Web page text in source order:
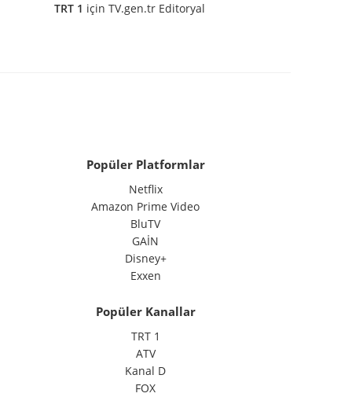
TRT 1 için TV.gen.tr Editoryal
Popüler Platformlar
Netflix
Amazon Prime Video
BluTV
GAİN
Disney+
Exxen
Popüler Kanallar
TRT 1
ATV
Kanal D
FOX